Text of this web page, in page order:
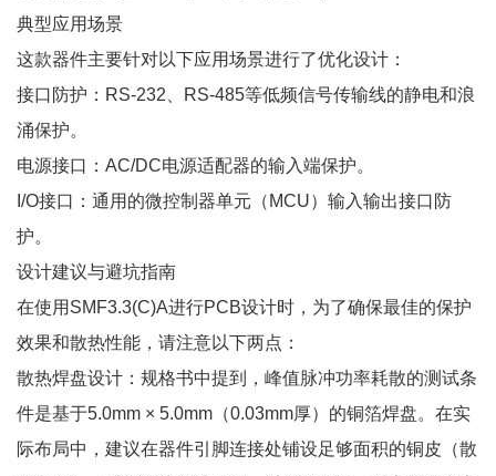
典型应用场景
这款器件主要针对以下应用场景进行了优化设计：
接口防护：RS-232、RS-485等低频信号传输线的静电和浪
涌保护。
电源接口：AC/DC电源适配器的输入端保护。
I/O接口：通用的微控制器单元（MCU）输入输出接口防
护。
设计建议与避坑指南
在使用SMF3.3(C)A进行PCB设计时，为了确保最佳的保护
效果和散热性能，请注意以下两点：
散热焊盘设计：规格书中提到，峰值脉冲功率耗散的测试条
件是基于5.0mm × 5.0mm（0.03mm厚）的铜箔焊盘。在实
际布局中，建议在器件引脚连接处铺设足够面积的铜皮（散